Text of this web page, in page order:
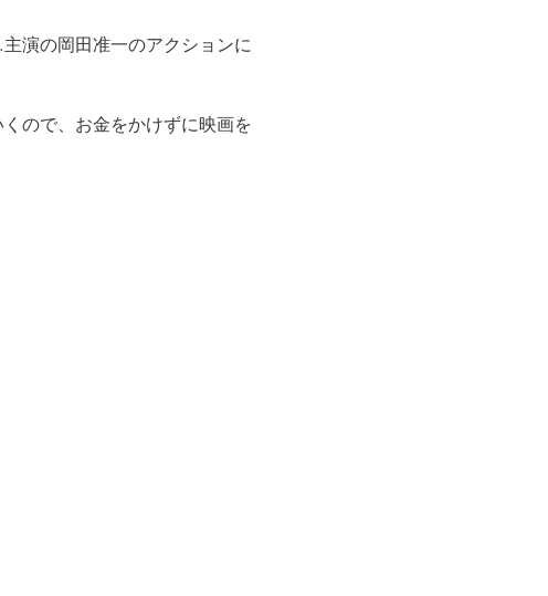
演の岡田准一のアクションに
ので、お金をかけずに映画を